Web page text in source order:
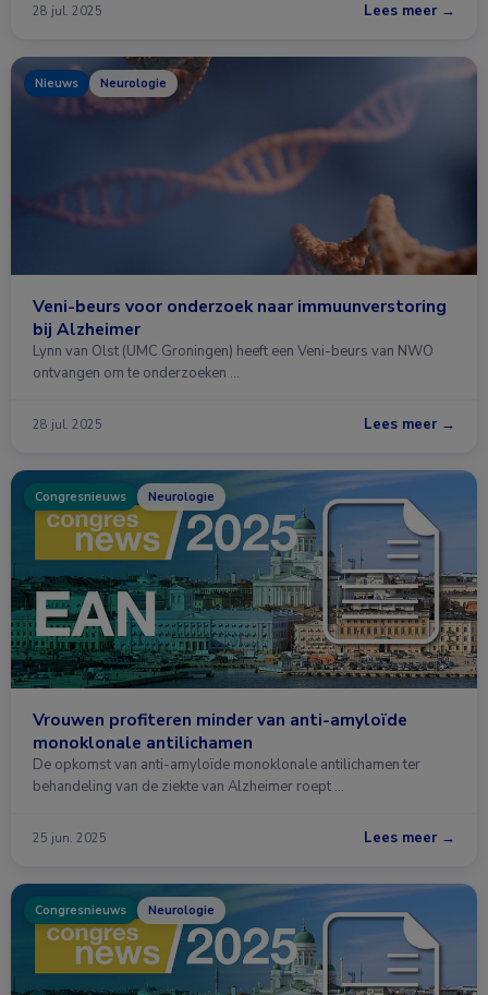
28 jul. 2025 Lees meer →
Nieuws Neurologie
Veni-beurs voor onderzoek naar immuunverstoring
bij Alzheimer
Lynn van Olst (UMC Groningen) heeft een Veni-beurs van NWO
ontvangen om te onderzoeken …
28 jul. 2025 Lees meer →
Congresnieuws Neurologie
Vrouwen profiteren minder van anti-amyloïde
monoklonale antilichamen
De opkomst van anti-amyloïde monoklonale antilichamen ter
behandeling van de ziekte van Alzheimer roept …
25 jun. 2025 Lees meer →
Congresnieuws Neurologie